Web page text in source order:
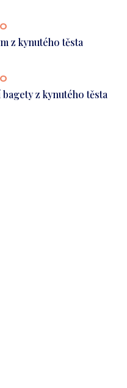
z kynutého těsta
z kynutého těsta